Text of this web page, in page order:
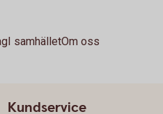
I samhälletOm oss
Kundservice